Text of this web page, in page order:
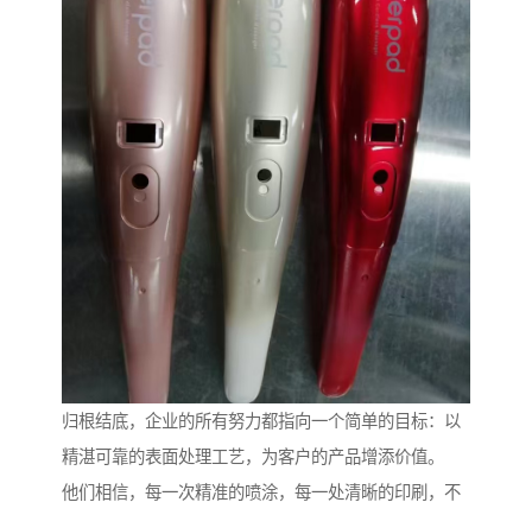
归根结底，企业的所有努力都指向一个简单的目标：以
精湛可靠的表面处理工艺，为客户的产品增添价值。
他们相信，每一次精准的喷涂，每一处清晰的印刷，不